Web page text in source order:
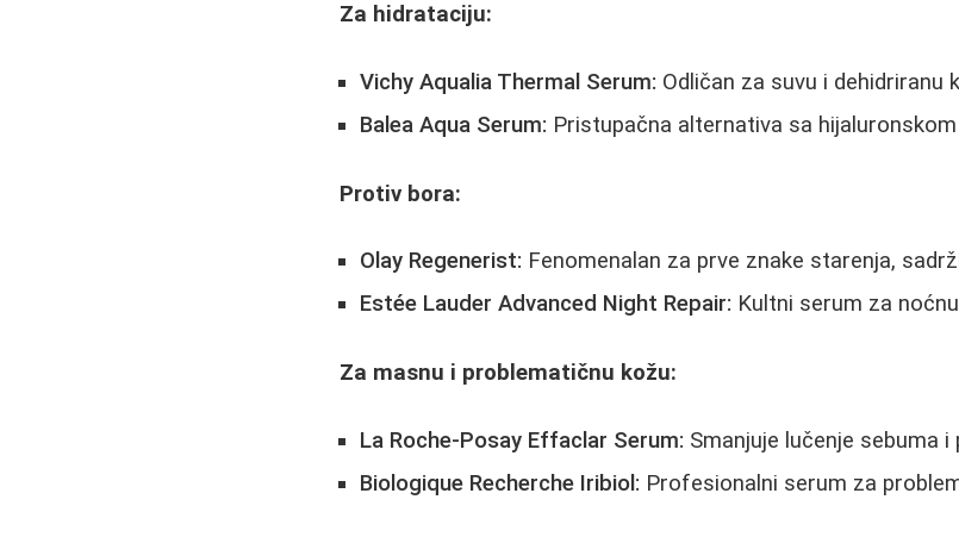
Za hidrataciju:
Vichy Aqualia Thermal Serum: Odličan za suvu i dehidriranu
Balea Aqua Serum: Pristupačna alternativa sa
Protiv bora:
Olay Regenerist: Fenomenalan za prve znake starenja,
Estée Lauder Advanced Night Repair: Kultni serum za
Za masnu i problematičnu kožu:
La Roche-Posay Effaclar Serum: Smanjuje lučenje sebuma
Biologique Recherche Iribiol: Profesionalni serum za